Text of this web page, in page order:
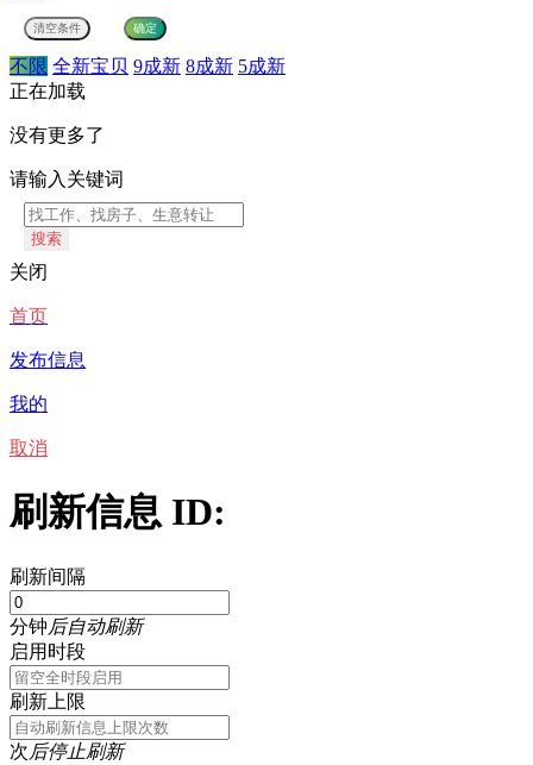
不限 全新宝贝 9成新 8成新 5成新
正在加载
没有更多了
请输入关键词
搜索
关闭
首页
发布信息
我的
取消
刷新信息 ID:
刷新间隔
分钟后自动刷新
启用时段
刷新上限
次后停止刷新